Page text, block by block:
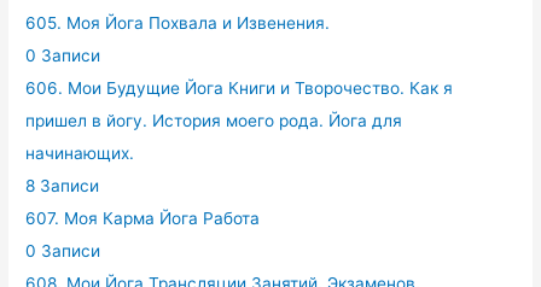
605. Моя Йога Похвала и Извенения.
0 Записи
606. Мои Будущие Йога Книги и Творочество. Как я
пришел в йогу. История моего рода. Йога для
начинающих.
8 Записи
607. Моя Карма Йога Работа
0 Записи